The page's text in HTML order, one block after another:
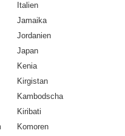
Italien
Jamaika
Jordanien
Japan
Kenia
Kirgistan
Kambodscha
Kiribati
Komoren